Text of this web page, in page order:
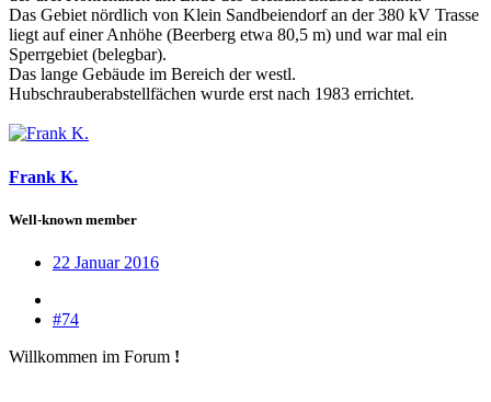
Das Gebiet nördlich von Klein Sandbeiendorf an der 380 kV Trasse
liegt auf einer Anhöhe (Beerberg etwa 80,5 m) und war mal ein
Sperrgebiet (belegbar).
Das lange Gebäude im Bereich der westl.
Hubschrauberabstellfächen wurde erst nach 1983 errichtet.
Frank K.
Well-known member
22 Januar 2016
#74
Willkommen im Forum !